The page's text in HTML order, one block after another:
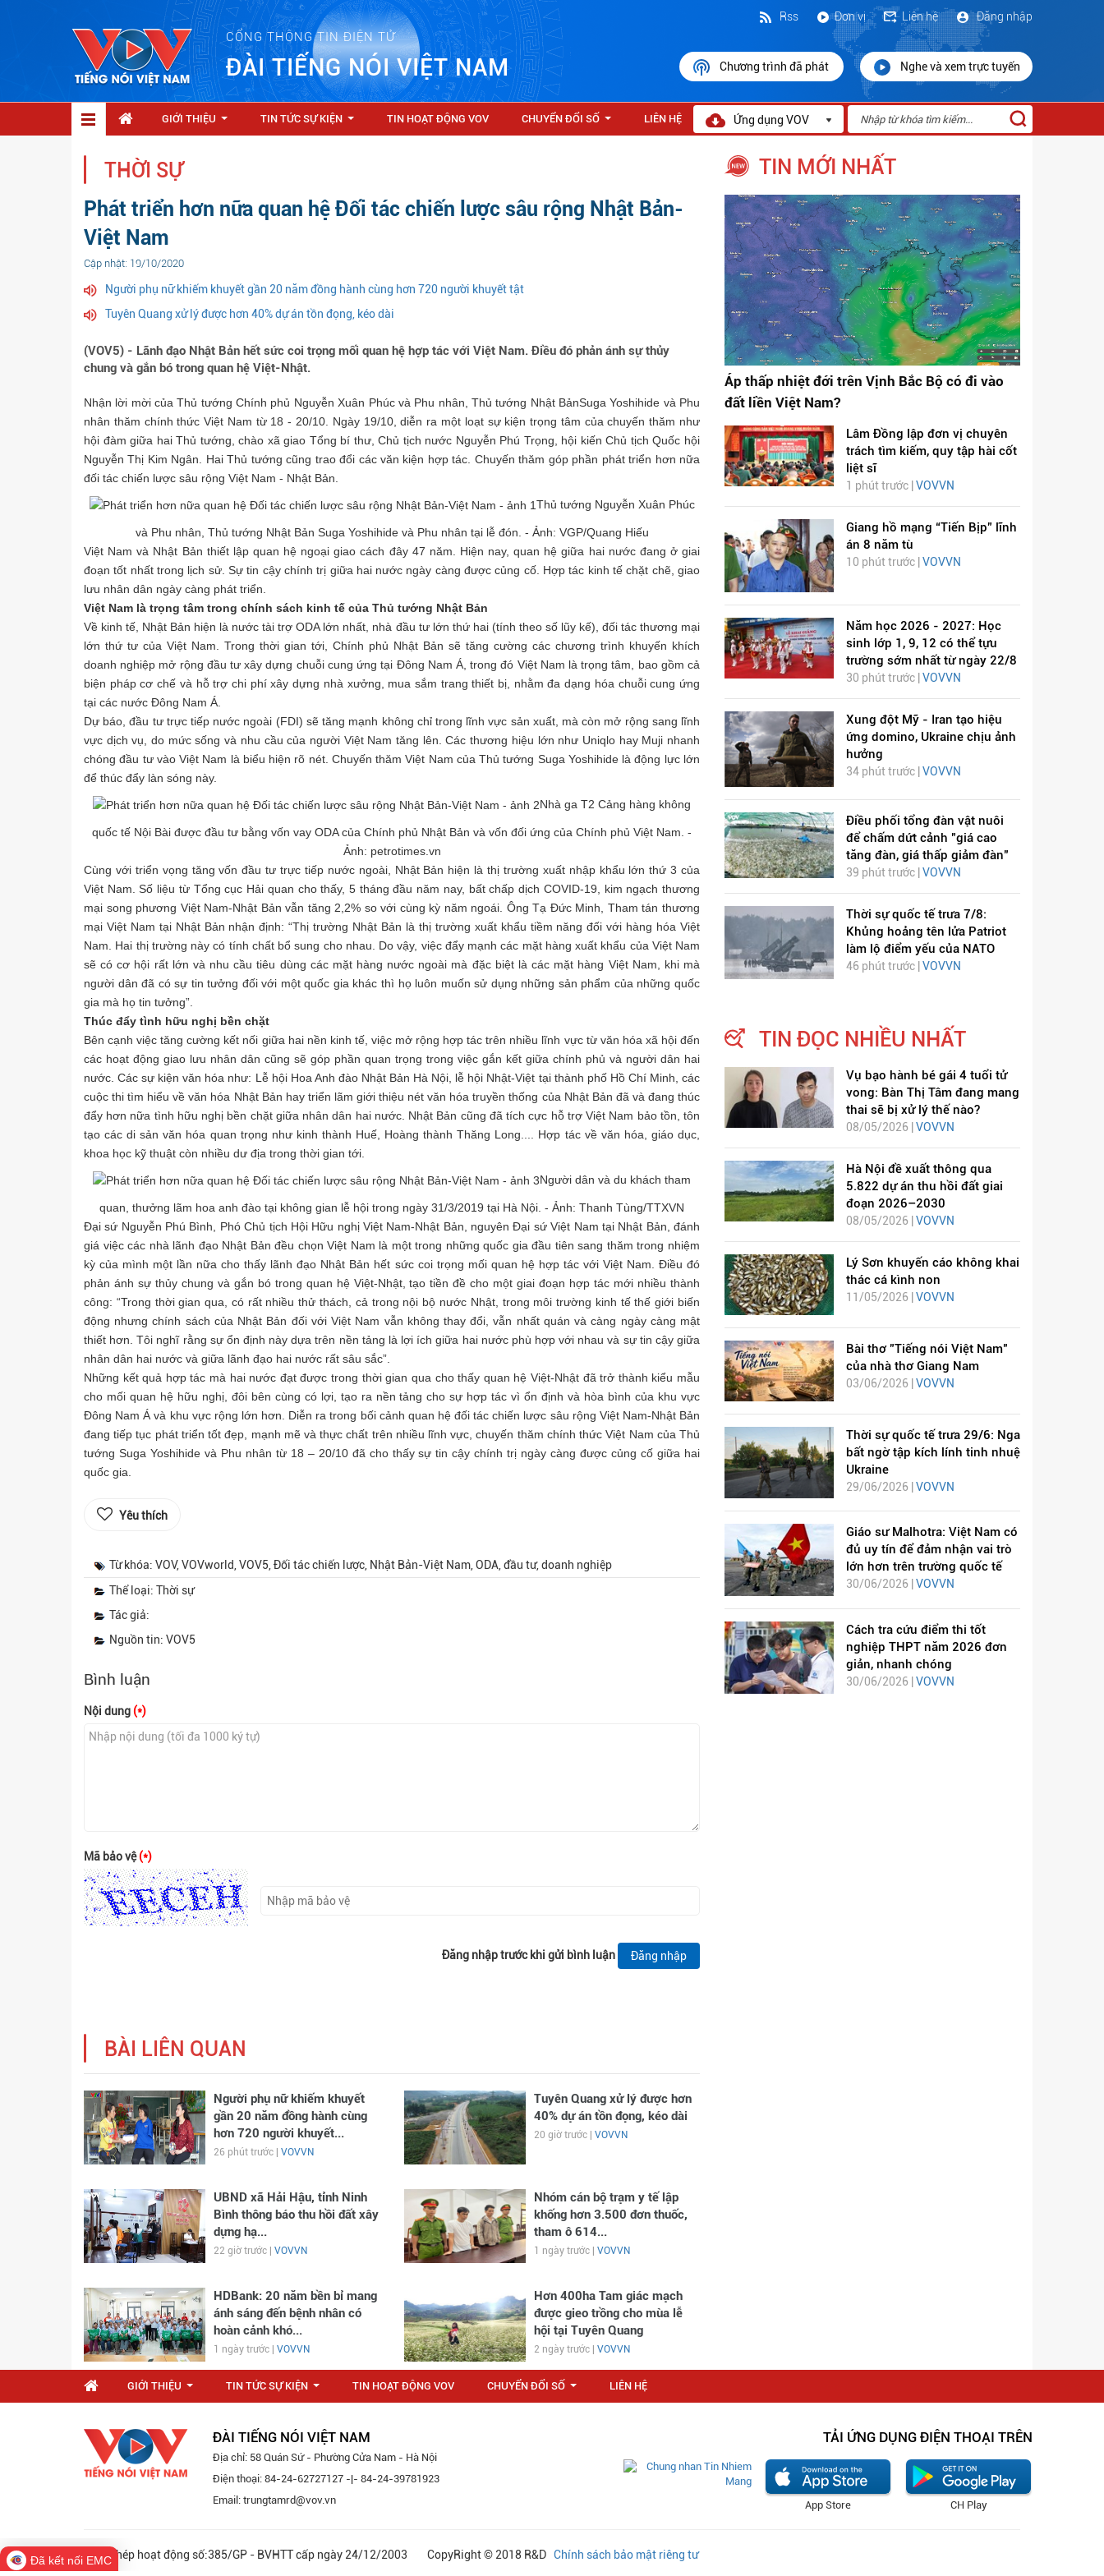
CỔNG THÔNG TIN ĐIỆN TỬ
ĐÀI TIẾNG NÓI VIỆT NAM
Đăng nhập
Liên hệ
Đơn vị
Rss
Chương trình đã phát Nghe và xem trực tuyến
GIỚI THIỆU TIN TỨC SỰ KIỆN TIN HOẠT ĐỘNG VOV CHUYỂN ĐỔI SỐ LIÊN HỆ Ứng dụng VOV
THỜI SỰ
Phát triển hơn nữa quan hệ Đối tác chiến lược sâu rộng Nhật Bản-
Việt Nam
Cập nhật: 19/10/2020
Người phụ nữ khiếm khuyết gần 20 năm đồng hành cùng hơn 720 người khuyết tật
Tuyên Quang xử lý được hơn 40% dự án tồn đọng, kéo dài
(VOV5) - Lãnh đạo Nhật Bản hết sức coi trọng mối quan hệ hợp tác với Việt Nam. Điều đó phản ánh sự thủy
chung và gắn bó trong quan hệ Việt-Nhật.
Nhận lời mời của Thủ tướng Chính phủ Nguyễn Xuân Phúc và Phu nhân, Thủ tướng Nhật BảnSuga Yoshihide và Phu
nhân thăm chính thức Việt Nam từ 18 - 20/10. Ngày 19/10, diễn ra một loạt sự kiện trọng tâm của chuyến thăm như
hội đàm giữa hai Thủ tướng, chào xã giao Tổng bí thư, Chủ tịch nước Nguyễn Phú Trọng, hội kiến Chủ tịch Quốc hội
Nguyễn Thị Kim Ngân. Hai Thủ tướng cũng trao đổi các văn kiện hợp tác. Chuyến thăm góp phần phát triển hơn nữa
đối tác chiến lược sâu rộng Việt Nam - Nhật Bản.
Thủ tướng Nguyễn Xuân Phúc
và Phu nhân, Thủ tướng Nhật Bản Suga Yoshihide và Phu nhân tại lễ đón. - Ảnh: VGP/Quang Hiếu
Việt Nam và Nhật Bản thiết lập quan hệ ngoại giao cách đây 47 năm. Hiện nay, quan hệ giữa hai nước đang ở giai
đoạn tốt nhất trong lịch sử. Sự tin cậy chính trị giữa hai nước ngày càng được củng cố. Hợp tác kinh tế chặt chẽ, giao
lưu nhân dân ngày càng phát triển.
Việt Nam là trọng tâm trong chính sách kinh tế của Thủ tướng Nhật Bản
Về kinh tế, Nhật Bản hiện là nước tài trợ ODA lớn nhất, nhà đầu tư lớn thứ hai (tính theo số lũy kế), đối tác thương mại
lớn thứ tư của Việt Nam. Trong thời gian tới, Chính phủ Nhật Bản sẽ tăng cường các chương trình khuyến khích
doanh nghiệp mở rộng đầu tư xây dựng chuỗi cung ứng tại Đông Nam Á, trong đó Việt Nam là trọng tâm, bao gồm cả
biện pháp cơ chế và hỗ trợ chi phí xây dựng nhà xưởng, mua sắm trang thiết bị, nhằm đa dạng hóa chuỗi cung ứng
tại các nước Đông Nam Á.
Dự báo, đầu tư trực tiếp nước ngoài (FDI) sẽ tăng mạnh không chỉ trong lĩnh vực sản xuất, mà còn mở rộng sang lĩnh
vực dịch vụ, do mức sống và nhu cầu của người Việt Nam tăng lên. Các thương hiệu lớn như Uniqlo hay Muji nhanh
chóng đầu tư vào Việt Nam là biểu hiện rõ nét. Chuyến thăm Việt Nam của Thủ tướng Suga Yoshihide là động lực lớn
để thúc đẩy làn sóng này.
Nhà ga T2 Cảng hàng không
quốc tế Nội Bài được đầu tư bằng vốn vay ODA của Chính phủ Nhật Bản và vốn đối ứng của Chính phủ Việt Nam. -
Ảnh: petrotimes.vn
Cùng với triển vọng tăng vốn đầu tư trực tiếp nước ngoài, Nhật Bản hiện là thị trường xuất nhập khẩu lớn thứ 3 của
Việt Nam. Số liệu từ Tổng cục Hải quan cho thấy, 5 tháng đầu năm nay, bất chấp dịch COVID-19, kim ngạch thương
mại song phương Việt Nam-Nhật Bản vẫn tăng 2,2% so với cùng kỳ năm ngoái. Ông Tạ Đức Minh, Tham tán thương
mại Việt Nam tại Nhật Bản nhận định: “Thị trường Nhật Bản là thị trường xuất khẩu tiềm năng đối với hàng hóa Việt
Nam. Hai thị trường này có tính chất bổ sung cho nhau. Do vậy, việc đẩy mạnh các mặt hàng xuất khẩu của Việt Nam
sẽ có cơ hội rất lớn và nhu cầu tiêu dùng các mặt hàng nước ngoài mà đặc biệt là các mặt hàng Việt Nam, khi mà
người dân đã có sự tin tưởng đối với một quốc gia khác thì họ luôn muốn sử dụng những sản phẩm của những quốc
gia mà họ tin tưởng”.
Thúc đẩy tình hữu nghị bền chặt
Bên cạnh việc tăng cường kết nối giữa hai nền kinh tế, việc mở rộng hợp tác trên nhiều lĩnh vực từ văn hóa xã hội đến
các hoạt động giao lưu nhân dân cũng sẽ góp phần quan trọng trong việc gắn kết giữa chính phủ và người dân hai
nước. Các sự kiện văn hóa như: Lễ hội Hoa Anh đào Nhật Bản Hà Nội, lễ hội Nhật-Việt tại thành phố Hồ Chí Minh, các
cuộc thi tìm hiểu về văn hóa Nhật Bản hay triển lãm giới thiệu nét văn hóa truyền thống của Nhật Bản đã và đang thúc
đẩy hơn nữa tình hữu nghị bền chặt giữa nhân dân hai nước. Nhật Bản cũng đã tích cực hỗ trợ Việt Nam bảo tồn, tôn
tạo các di sản văn hóa quan trọng như kinh thành Huế, Hoàng thành Thăng Long.... Hợp tác về văn hóa, giáo dục,
khoa học kỹ thuật còn nhiều dư địa trong thời gian tới.
Người dân và du khách tham
quan, thưởng lãm hoa anh đào tại không gian lễ hội trong ngày 31/3/2019 tại Hà Nội. - Ảnh: Thanh Tùng/TTXVN
Đại sứ Nguyễn Phú Bình, Phó Chủ tịch Hội Hữu nghị Việt Nam-Nhật Bản, nguyên Đại sứ Việt Nam tại Nhật Bản, đánh
giá việc các nhà lãnh đạo Nhật Bản đều chọn Việt Nam là một trong những quốc gia đầu tiên sang thăm trong nhiệm
kỳ của mình một lần nữa cho thấy lãnh đạo Nhật Bản hết sức coi trọng mối quan hệ hợp tác với Việt Nam. Điều đó
phản ánh sự thủy chung và gắn bó trong quan hệ Việt-Nhật, tạo tiền đề cho một giai đoạn hợp tác mới nhiều thành
công: “Trong thời gian qua, có rất nhiều thử thách, cả trong nội bộ nước Nhật, trong môi trường kinh tế thế giới biến
động nhưng chính sách của Nhật Bản đối với Việt Nam vẫn không thay đổi, vẫn nhất quán và càng ngày càng mật
thiết hơn. Tôi nghĩ rằng sự ổn định này dựa trên nền tảng là lợi ích giữa hai nước phù hợp với nhau và sự tin cậy giữa
nhân dân hai nước và giữa lãnh đạo hai nước rất sâu sắc”.
Những kết quả hợp tác mà hai nước đạt được trong thời gian qua cho thấy quan hệ Việt-Nhật đã trở thành kiểu mẫu
cho mối quan hệ hữu nghị, đôi bên cùng có lợi, tạo ra nền tảng cho sự hợp tác vì ổn định và hòa bình của khu vực
Đông Nam Á và khu vực rộng lớn hơn. Diễn ra trong bối cảnh quan hệ đối tác chiến lược sâu rộng Việt Nam-Nhật Bản
đang tiếp tục phát triển tốt đẹp, mạnh mẽ và thực chất trên nhiều lĩnh vực, chuyến thăm chính thức Việt Nam của Thủ
tướng Suga Yoshihide và Phu nhân từ 18 – 20/10 đã cho thấy sự tin cậy chính trị ngày càng được củng cố giữa hai
quốc gia.
Yêu thích
Từ khóa: VOV, VOVworld, VOV5, Đối tác chiến lược, Nhật Bản-Việt Nam, ODA, đầu tư, doanh nghiệp
Thể loại: Thời sự
Tác giả:
Nguồn tin: VOV5
Bình luận
Nội dung (*)
Mã bảo vệ(*)
Đăng nhập trước khi gửi bình luận Đăng nhập
BÀI LIÊN QUAN
Người phụ nữ khiếm khuyết
gần 20 năm đồng hành cùng
hơn 720 người khuyết...
26 phút trước | VOVVN
Tuyên Quang xử lý được hơn
40% dự án tồn đọng, kéo dài
20 giờ trước | VOVVN
UBND xã Hải Hậu, tỉnh Ninh
Bình thông báo thu hồi đất xây
dựng hạ...
22 giờ trước | VOVVN
Nhóm cán bộ trạm y tế lập
khống hơn 3.500 đơn thuốc,
tham ô 614...
1 ngày trước | VOVVN
HDBank: 20 năm bền bỉ mang
ánh sáng đến bệnh nhân có
hoàn cảnh khó...
1 ngày trước | VOVVN
Hơn 400ha Tam giác mạch
được gieo trồng cho mùa lễ
hội tại Tuyên Quang
2 ngày trước | VOVVN
TIN MỚI NHẤT
Áp thấp nhiệt đới trên Vịnh Bắc Bộ có đi vào
đất liền Việt Nam?
Lâm Đồng lập đơn vị chuyên
trách tìm kiếm, quy tập hài cốt
liệt sĩ
1 phút trước | VOVVN
Giang hồ mạng “Tiến Bịp” lĩnh
án 8 năm tù
10 phút trước | VOVVN
Năm học 2026 - 2027: Học
sinh lớp 1, 9, 12 có thể tựu
trường sớm nhất từ ngày 22/8
30 phút trước |VOVVN
Xung đột Mỹ - Iran tạo hiệu
ứng domino, Ukraine chịu ảnh
hưởng
34 phút trước |VOVVN
Điều phối tổng đàn vật nuôi
để chấm dứt cảnh "giá cao
tăng đàn, giá thấp giảm đàn"
39 phút trước | VOVVN
Thời sự quốc tế trưa 7/8:
Khủng hoảng tên lửa Patriot
làm lộ điểm yếu của NATO
46 phút trước | VOVVN
TIN ĐỌC NHIỀU NHẤT
Vụ bạo hành bé gái 4 tuổi tử
vong: Bàn Thị Tâm đang mang
thai sẽ bị xử lý thế nào?
08/05/2026 | VOVVN
Hà Nội đề xuất thông qua
5.822 dự án thu hồi đất giai
đoạn 2026–2030
08/05/2026 | VOVVN
Lý Sơn khuyến cáo không khai
thác cá kình non
11/05/2026 | VOVVN
Bài thơ "Tiếng nói Việt Nam"
của nhà thơ Giang Nam
03/06/2026 | VOVVN
Thời sự quốc tế trưa 29/6: Nga
bất ngờ tập kích lính tinh nhuệ
Ukraine
29/06/2026 | VOVVN
Giáo sư Malhotra: Việt Nam có
đủ uy tín để đảm nhận vai trò
lớn hơn trên trường quốc tế
30/06/2026 |VOVVN
Cách tra cứu điểm thi tốt
nghiệp THPT năm 2026 đơn
giản, nhanh chóng
30/06/2026 | VOVVN
GIỚI THIỆU TIN TỨC SỰ KIỆN TIN HOẠT ĐỘNG VOV CHUYỂN ĐỔI SỐ LIÊN HỆ
ĐÀI TIẾNG NÓI VIỆT NAM
Địa chỉ: 58 Quán Sứ - Phường Cửa Nam - Hà Nội
Điện thoại: 84-24-62727127 -|- 84-24-39781923
Email: trungtamrd@vov.vn
TẢI ỨNG DỤNG ĐIỆN THOẠI TRÊN
CH Play
App Store
Giấy phép hoạt động số:385/GP - BVHTT cấp ngày 24/12/2003 CopyRight © 2018 R&D Chính sách bảo mật riêng tư
Đã kết nối EMC